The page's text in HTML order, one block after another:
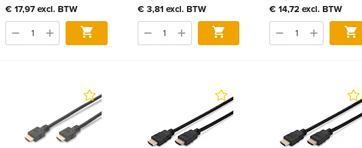
€ 17,97 excl. BTW
Bestel
€ 3,81 excl. BTW
Bestel
€ 14,72 excl. BTW
Bestel